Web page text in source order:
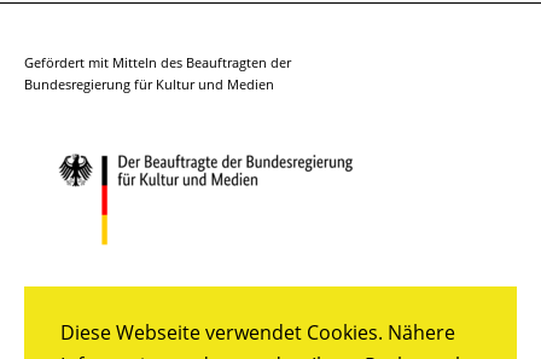
Diese Webseite verwendet Cookies. Nähere
Gefördert mit Mitteln des Beauftragten der
Bundesregierung für Kultur und Medien